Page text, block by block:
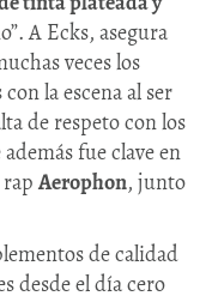
A Ecks, asegura
veces los
la escena al ser
de respeto con los
fue clave en
Aerophon, junto
de calidad
desde el día cero